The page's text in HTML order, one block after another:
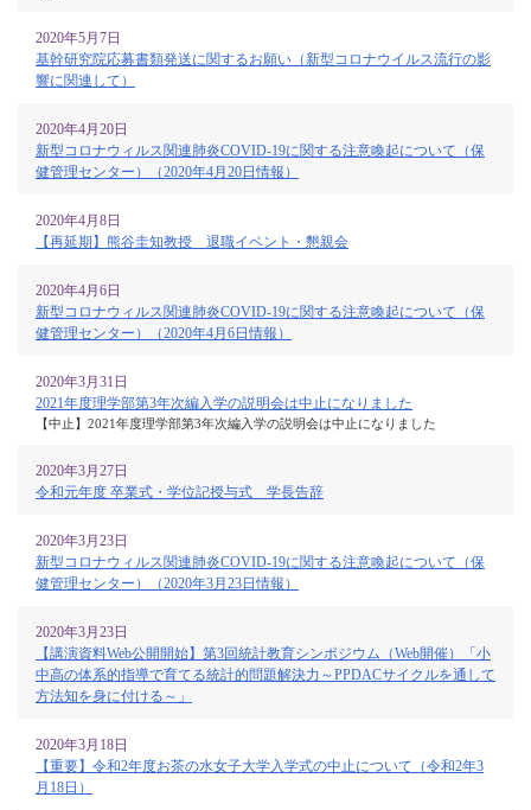
2020年5月7日
基幹研究院応募書類発送に関するお願い（新型コロナウイルス流行の影
響に関連して）
2020年4月20日
新型コロナウィルス関連肺炎COVID-19に関する注意喚起について（保
健管理センター）（2020年4月20日情報）
2020年4月8日
【再延期】熊谷圭知教授 退職イベント・懇親会
2020年4月6日
新型コロナウィルス関連肺炎COVID-19に関する注意喚起について（保
健管理センター）（2020年4月6日情報）
2020年3月31日
2021年度理学部第3年次編入学の説明会は中止になりました
【中止】2021年度理学部第3年次編入学の説明会は中止になりました
2020年3月27日
令和元年度 卒業式・学位記授与式 学長告辞
2020年3月23日
新型コロナウィルス関連肺炎COVID-19に関する注意喚起について（保
健管理センター）（2020年3月23日情報）
2020年3月23日
【講演資料Web公開開始】第3回統計教育シンポジウム（Web開催）「小
中高の体系的指導で育てる統計的問題解決力～PPDACサイクルを通して
方法知を身に付ける～」
2020年3月18日
【重要】令和2年度お茶の水女子大学入学式の中止について（令和2年3
月18日）